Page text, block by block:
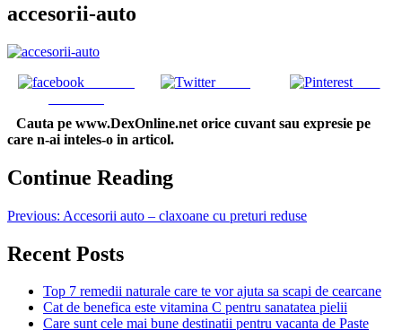
accesorii-auto
Tweet Save
Cauta pe www.DexOnline.net orice cuvant sau expresie pe
care n-ai inteles-o in articol.
Continue Reading
Previous: Accesorii auto – claxoane cu preturi reduse
Recent Posts
Top 7 remedii naturale care te vor ajuta sa scapi de cearcane
Cat de benefica este vitamina C pentru sanatatea pielii
Care sunt cele mai bune destinatii pentru vacanta de Paste